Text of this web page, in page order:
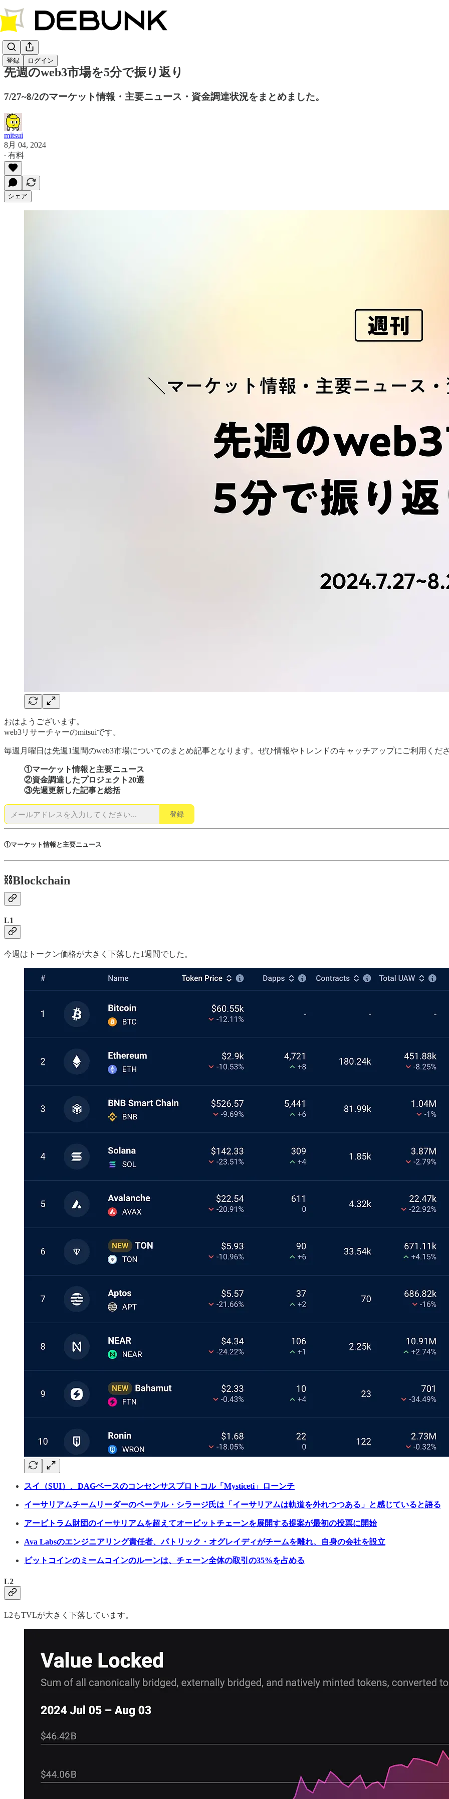
登録 ログイン
先週のweb3市場を5分で振り返り
7/27~8/2のマーケット情報・主要ニュース・資金調達状況をまとめました。
mitsui
8月 04, 2024
∙ 有料
シェア
おはようございます。
web3リサーチャーのmitsuiです。
毎週月曜日は先週1週間のweb3市場についてのまとめ記事となります。ぜひ情報やトレンドのキャッチアップにご利用くだ
①マーケット情報と主要ニュース
②資金調達したプロジェクト20選
③先週更新した記事と総括
登録
①マーケット情報と主要ニュース
⛓️Blockchain
L1
今週はトークン価格が大きく下落した1週間でした。
スイ（SUI）、DAGベースのコンセンサスプロトコル「Mysticeti」ローンチ
イーサリアムチームリーダーのペーテル・シラージ氏は「イーサリアムは軌道を外れつつある」と感じていると語る
アービトラム財団のイーサリアムを超えてオービットチェーンを展開する提案が最初の投票に開始
Ava Labsのエンジニアリング責任者、パトリック・オグレイディがチームを離れ、自身の会社を設立
ビットコインのミームコインのルーンは、チェーン全体の取引の35%を占める
L2
L2もTVLが大きく下落しています。